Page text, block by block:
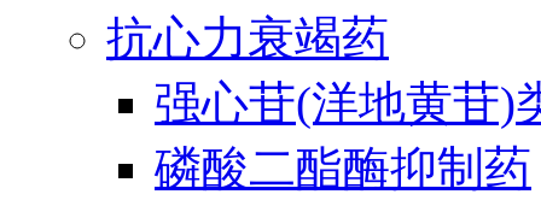
抗心力衰竭药
强心苷(洋地黄苷)
磷酸二酯酶抑制药